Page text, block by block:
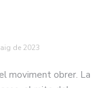
de 2023
moviment obrer. La